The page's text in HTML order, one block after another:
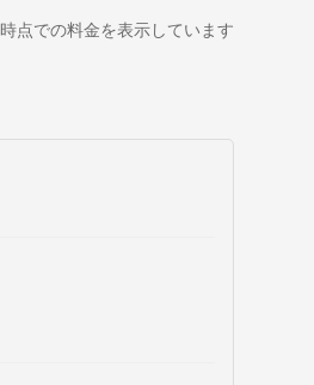
時点での料金を表示しています